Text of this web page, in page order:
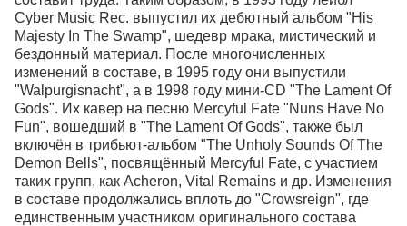
Cyber Music Rec. выпустил их дебютный альбом "His
Majesty In The Swamp", шедевр мрака, мистический и
бездонный материал. После многочисленных
изменений в составе, в 1995 году они выпустили
"Walpurgisnacht", а в 1998 году мини-CD "The Lament Of
Gods". Их кавер на песню Mercyful Fate "Nuns Have No
Fun", вошедший в "The Lament Of Gods", также был
включён в трибьют-альбом "The Unholy Sounds Of The
Demon Bells", посвящённый Mercyful Fate, с участием
таких групп, как Acheron, Vital Remains и др. Изменения
в составе продолжались вплоть до "Crowsreign", где
единственным участником оригинального состава